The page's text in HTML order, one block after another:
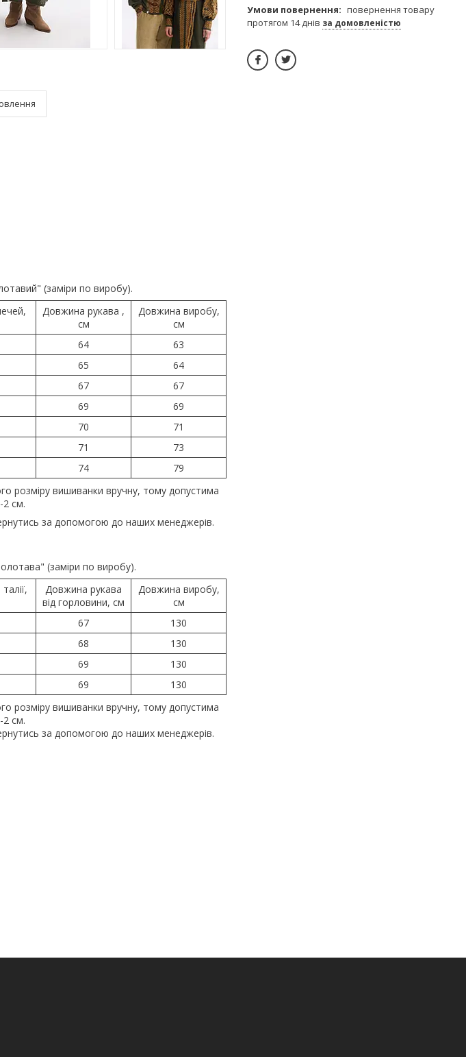
(заміри по виробу).
Довжина рукава ,
см
Довжина виробу,
см
64
63
65
64
67
67
69
69
70
71
71
73
74
79
розміру вишиванки вручну, тому допустима
2 см.
за допомогою до наших менеджерів.
(заміри по виробу).
Довжина рукава
від горловини, см
Довжина виробу,
см
67
130
68
130
69
130
69
130
розміру вишиванки вручну, тому допустима
2 см.
за допомогою до наших менеджерів.
повернення товару
протягом 14 днів за домовленістю